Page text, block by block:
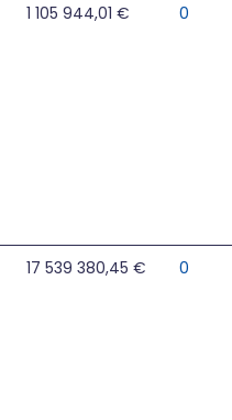
1 105 944,01 € 0
17 539 380,45 € 0